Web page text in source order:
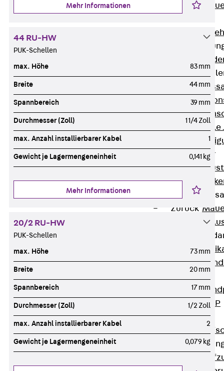
Zurück
Zurück
Winkelkonsole
Brüstungsanker
Zurück
Zurück
Attika-
Zurück
Zurück
Windpost JWP
Schallisolation
Mehr Informationen
44 RU-HW
PUK-Schellen
max. Höhe 83 mm
Breite 44 mm
Spannbereich 39 mm
Durchmesser (Zoll) 1 1/4 Zoll
max. Anzahl installierbarer Kabel 1
Gewicht je Lagermengeneinheit 0,141 kg
Mehr Informationen
20/2 RU-HW
PUK-Schellen
max. Höhe 73 mm
Breite 20 mm
Spannbereich 17 mm
Durchmesser (Zoll) 1/2 Zoll
max. Anzahl installierbarer Kabel 2
Gewicht je Lagermengeneinheit 0,079 kg